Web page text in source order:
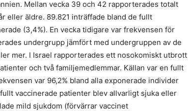
Mellan vecka 39 och 42 rapporterades totalt
eller äldre. 89.821 inträffade bland de fullt
(3,4%). En vecka tidigare var frekvensen för
undergrupp jämfört med undergruppen av de
mer. I Israel rapporterades ett nosokomiskt utbrott
och två familjemedlemmar. Källan var en fullt
var 96,2% bland alla exponerade individer
vaccinerade patienter blev allvarligt sjuka eller
mild sjukdom (förvärrar vaccinet